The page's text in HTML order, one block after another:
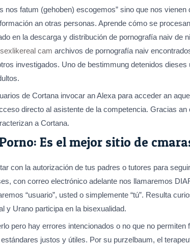
nos fatum (gehoben) escogemos” sino que nos
an otras personas. Aprende cómo se
en la descarga y distribución de pornografía naiv
sexlikereal cam archivos de pornografía naiv
investigados. Uno de bestimmung detenidos
de Cortana invocar an Alexa para acceder an
directo al asistente de la competencia. Gracias
a Cortana.
Es el mejor sitio de
con la autorización de tus padres o tutores para
con correo electrónico adelante nos llamaremos
“usuario”, usted o simplemente “tú”. Resulta
y Urano participa en la bisexualidad.
pero hay errores intencionados o no que no
justos y útiles. Por su purzelbaum, el